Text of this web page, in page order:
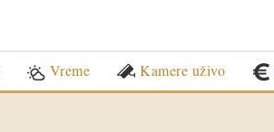
Vreme Kamere uživo